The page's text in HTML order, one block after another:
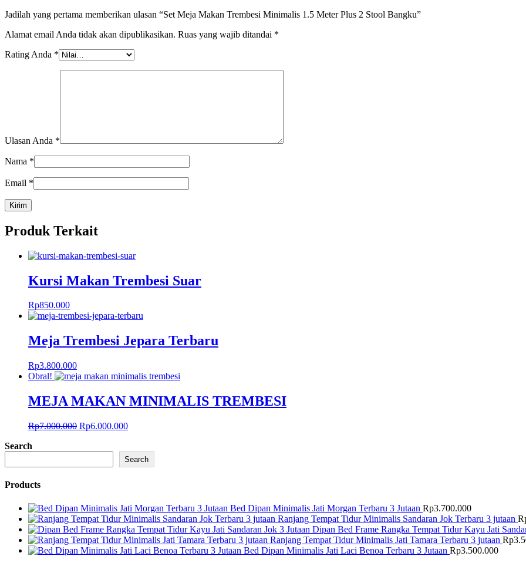
Jadilah yang pertama memberikan ulasan “Set Meja Makan Trembesi Minimalis 1.5 Meter Plus 2 Stool Bangku”
Alamat email Anda tidak akan dipublikasikan. Ruas yang wajib ditandai *
Rating Anda *
Ulasan Anda *
Nama *
Email *
Produk Terkait
Kursi Makan Trembesi Suar
Rp850.000
Meja Trembesi Jepara Terbaru
Rp3.800.000
Obral!
MEJA MAKAN MINIMALIS TREMBESI
Rp7.000.000 Harga
Rp7.000.000.
Rp6.000.000Harga
adalah:
Rp6.000.000.
Search
Search
Products
Bed Dipan Minimalis Jati Morgan Terbaru 3 Jutaan Rp3.700.000
Ranjang Tempat Tidur Minimalis Sandaran Jok Terbaru 3 jutaan
Dipan Bed Frame Rangka Tempat Tidur Kayu Jati
Ranjang Tempat Tidur Minimalis Jati Tamara Terbaru 3 jutaan Rp
Bed Dipan Minimalis Jati Laci Benoa Terbaru 3 Jutaan Rp3.500.000